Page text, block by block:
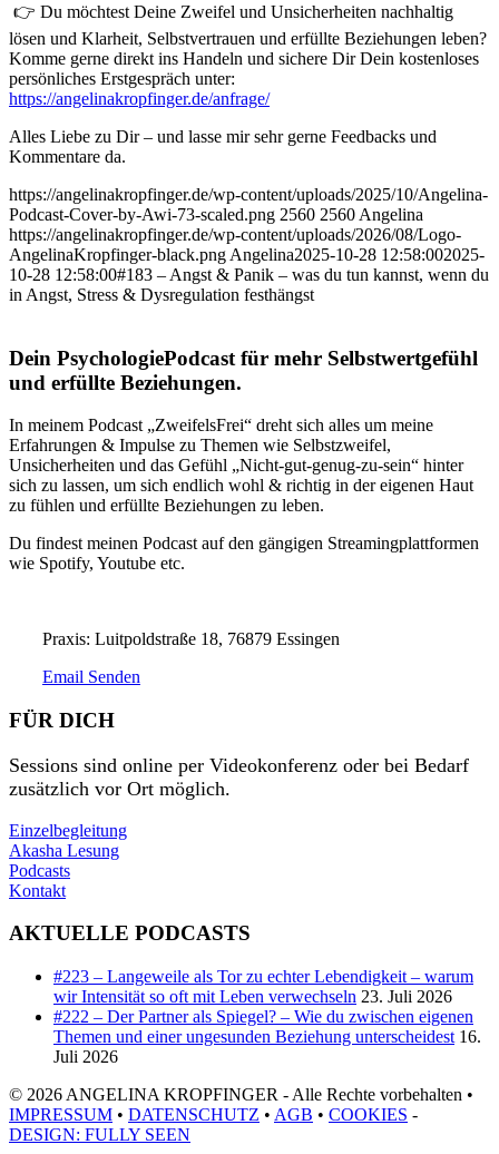
👉⁠ Du möchtest Deine Zweifel und Unsicherheiten nachhaltig
lösen und Klarheit, Selbstvertrauen und erfüllte Beziehungen leben?
Komme gerne direkt ins Handeln und sichere Dir Dein kostenloses
persönliches Erstgespräch unter:⁠
https://angelinakropfinger.de/anfrage/
Alles Liebe zu Dir – und lasse mir sehr gerne Feedbacks und
Kommentare da.
https://angelinakropfinger.de/wp-content/uploads/2025/10/Angelina-
Podcast-Cover-by-Awi-73-scaled.png 2560 2560 Angelina
https://angelinakropfinger.de/wp-content/uploads/2026/08/Logo-
AngelinaKropfinger-black.png Angelina2025-10-28 12:58:002025-
10-28 12:58:00#183 – Angst & Panik – was du tun kannst, wenn du
in Angst, Stress & Dysregulation festhängst
Dein PsychologiePodcast für mehr Selbstwertgefühl
und erfüllte Beziehungen.
In meinem Podcast „ZweifelsFrei“ dreht sich alles um meine
Erfahrungen & Impulse zu Themen wie Selbstzweifel,
Unsicherheiten und das Gefühl „Nicht-gut-genug-zu-sein“ hinter
sich zu lassen, um sich endlich wohl & richtig in der eigenen Haut
zu fühlen und erfüllte Beziehungen zu leben.
Du findest meinen Podcast auf den gängigen Streamingplattformen
wie Spotify, Youtube etc.
Praxis: Luitpoldstraße 18, 76879 Essingen
Email Senden
FÜR DICH
Sessions sind online per Videokonferenz oder bei Bedarf
zusätzlich vor Ort möglich.
Einzelbegleitung
Akasha Lesung
Podcasts
Kontakt
AKTUELLE PODCASTS
#223 – Langeweile als Tor zu echter Lebendigkeit – warum
wir Intensität so oft mit Leben verwechseln 23. Juli 2026
#222 – Der Partner als Spiegel? – Wie du zwischen eigenen
Themen und einer ungesunden Beziehung unterscheidest 16.
Juli 2026
© 2026 ANGELINA KROPFINGER - Alle Rechte vorbehalten •
IMPRESSUM • DATENSCHUTZ • AGB • COOKIES -
DESIGN: FULLY SEEN